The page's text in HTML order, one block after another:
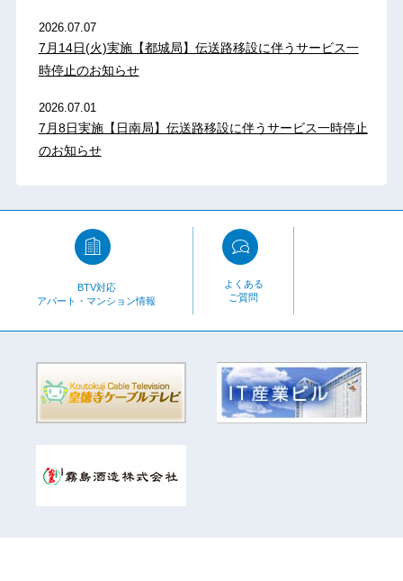
2026.07.07
7月14日(火)実施【都城局】伝送路移設に伴うサービス一
時停止のお知らせ
2026.07.01
7月8日実施【日南局】伝送路移設に伴うサービス一時停止
のお知らせ
BTV対応
アパート・マンション情報
よくある
ご質問